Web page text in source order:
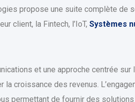
propose une suite complète de
client, la Fintech, l’IoT, Systèmes
et une approche centrée
croissance des revenus.
permettant de fournir des